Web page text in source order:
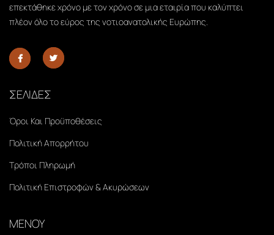
επεκτάθηκε χρόνο με τον χρόνο σε μια εταιρία που καλύπτει
πλέον όλο το εύρος της νοτιοανατολικής Ευρώπης.
ΣΕΛΙΔΕΣ
Όροι Και Προϋποθέσεις
Πολιτική Απορρήτου
Τρόποι Πληρωμή
Πολιτική Επιστροφών & Ακυρώσεων
ΜΕΝΟΥ